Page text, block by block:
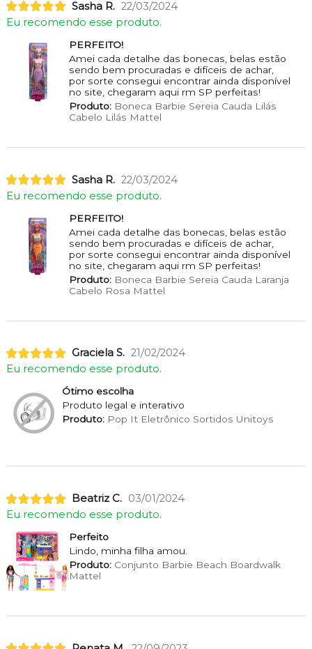
Sasha R. 22/03/2024
Eu recomendo esse produto.
PERFEITO!
Amei cada detalhe das bonecas, belas estão
sendo bem procuradas e difíceis de achar,
por sorte consegui encontrar ainda disponível
no site, chegaram aqui rm SP perfeitas!
Produto:Boneca Barbie Sereia Cauda Lilás
Cabelo Lilás Mattel
Sasha R. 22/03/2024
Eu recomendo esse produto.
PERFEITO!
Amei cada detalhe das bonecas, belas estão
sendo bem procuradas e difíceis de achar,
por sorte consegui encontrar ainda disponível
no site, chegaram aqui rm SP perfeitas!
Produto:Boneca Barbie Sereia Cauda Laranja
Cabelo Rosa Mattel
Graciela S. 21/02/2024
Eu recomendo esse produto.
Ótimo escolha
Produto legal e interativo
Produto:Pop It Eletrônico Sortidos Unitoys
Beatriz C. 03/01/2024
Eu recomendo esse produto.
Perfeito
Lindo, minha filha amou.
Produto:Conjunto Barbie Beach Boardwalk
Mattel